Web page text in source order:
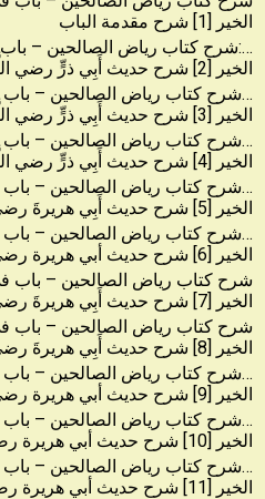
الخير [1] شرح مقدمة الباب
…:شرح كتاب رياض الصالحين –
الخير [2] شرح حديث أَبِي ذرٍّ رضي اللَّه عنه قَالَ
…شرح كتاب رياض الصالحين –
الخير [3] شرح حديث أَبِي ذرٍّ رضي اللَّه عنه
…شرح كتاب رياض الصالحين –
الخير [4] شرح حديث أَبِي ذرٍّ رضي اللَّه عنه أنَّ
…شرح كتاب رياض الصالحين –
الخير [5] شرح حديث أَبِي هريرةَ رضي اللَّه عنه
…شرح كتاب رياض الصالحين –
الخير [6] شرح حديث أبي هريرة رضي الله عنه
شرح كتاب رياض الصالحين – باب
الخير [7] شرح حديث أَبِي هريرةَ رضي اللَّه عنه
شرح كتاب رياض الصالحين – باب
الخير [8] شرح حديث أَبِي هريرةَ رضي اللَّه عنه
…شرح كتاب رياض الصالحين –
الخير [9] شرح حديث أبي هريرة رضي الله عنه
…شرح كتاب رياض الصالحين –
الخير [10] شرح حديث أبي هريرة رضي الله عنه
…شرح كتاب رياض الصالحين –
الخير [11] شرح حديث أبي هريرة رضي الله عنه